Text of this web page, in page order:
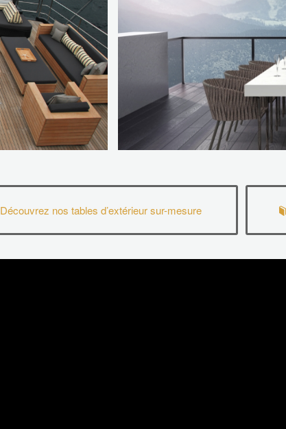
Découvrez nos tables d’extérieur sur-mesure